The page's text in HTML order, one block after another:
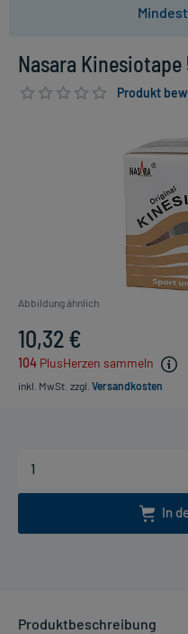
Nasara Kinesiotape
Produkt
Abbildung ähnlich
10,32 €
104 PlusHerzen sammeln
inkl. MwSt. zzgl. Versandkosten
In
Produktbeschreibung